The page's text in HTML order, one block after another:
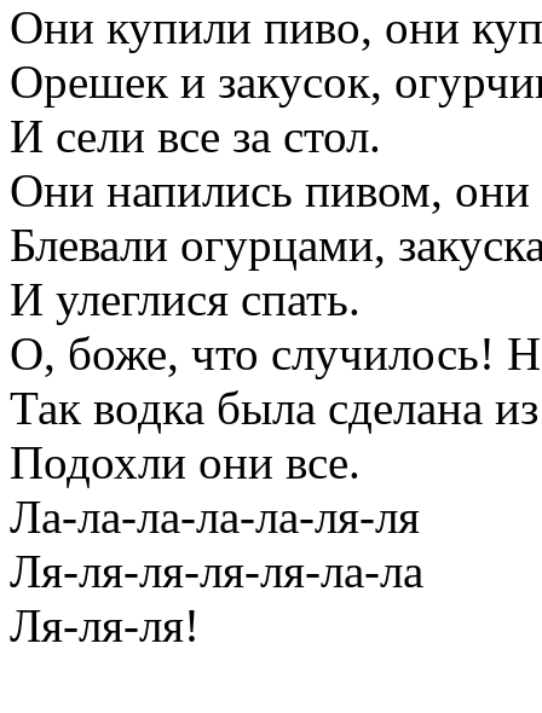
Они купили пиво, они
Орешек и закусок,
И сели все за стол.
Они напились пивом, они
Блевали огурцами,
И улеглися спать.
О, боже, что случилось!
Так водка была сделана
Подохли они все.
Ла-ла-ла-ла-ла-ля-ля
Ля-ля-ля-ля-ля-ла-ла
Ля-ля-ля!